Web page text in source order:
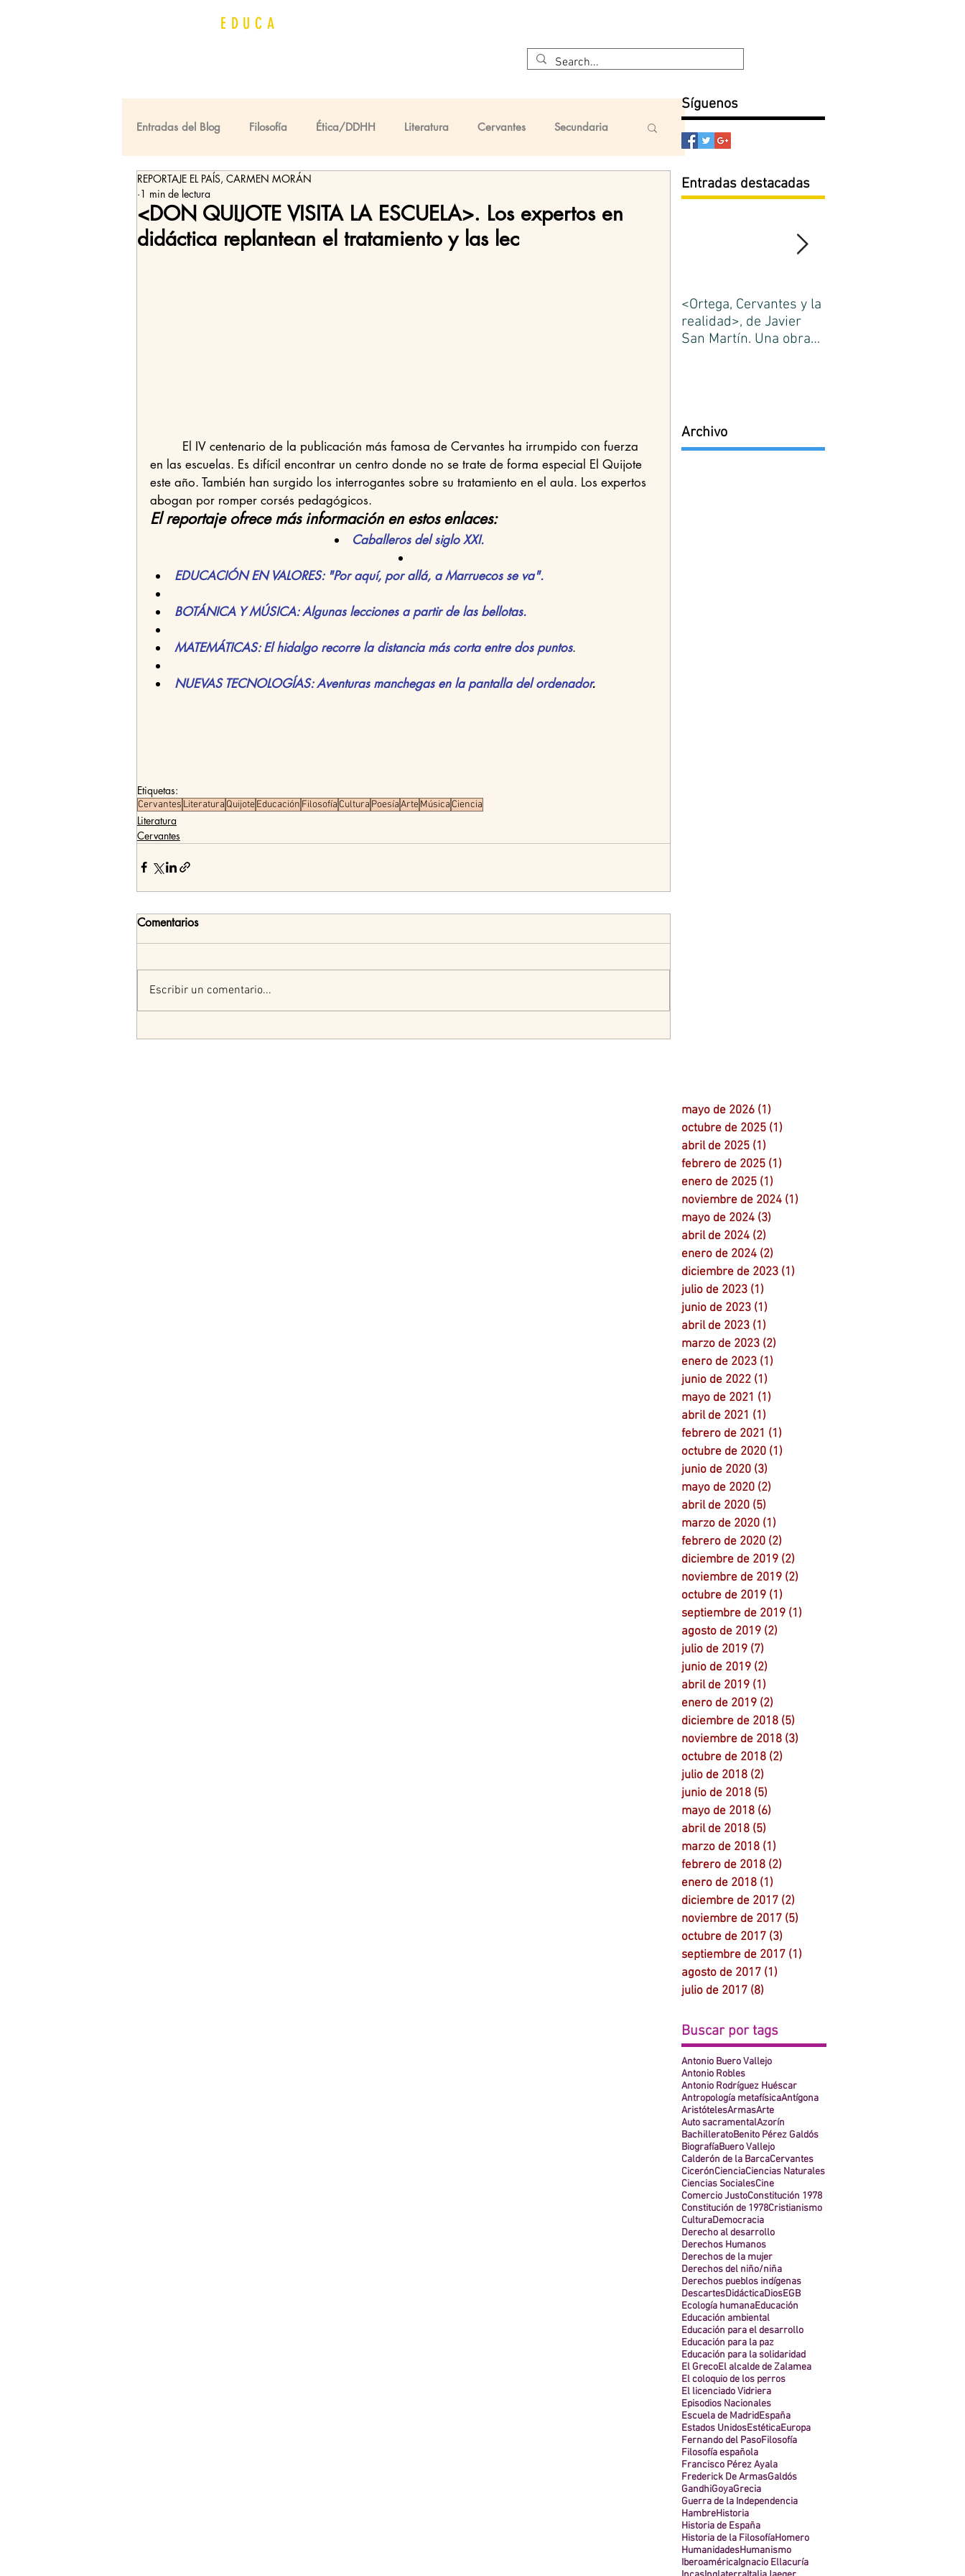
EDUCA
Entradas del Blog Filosofía Ética/DDHH Literatura Cervantes Secundaria
Premios Cervantes Universitaria
<DON QUIJOTE VISITA LA ESCUELA>. Los expertos en
didáctica replantean el tratamiento y las lec
REPORTAJE EL PAÍS, CARMEN MORÁN
1 min de lectura
en las escuelas. Es difícil encontrar un centro donde no se trate de forma especial El Quijote
este año. También han surgido los interrogantes sobre su tratamiento en el aula. Los expertos
abogan por romper corsés pedagógicos.
El reportaje ofrece más información en estos enlaces:
Caballeros del siglo XXI.
EDUCACIÓN EN VALORES: "Por aquí, por allá, a Marruecos se va".
BOTÁNICA Y MÚSICA: Algunas lecciones a partir de las bellotas.
MATEMÁTICAS: El hidalgo recorre la distancia más corta entre dos puntos.
NUEVAS TECNOLOGÍAS: Aventuras manchegas en la pantalla del ordenador.
Etiquetas:
Cervantes Literatura QuijoteEducación Filosofía Cultura PoesíaArteMúsica Ciencia
Literatura
Cervantes
Comentarios
Escribir un comentario...
Síguenos
Entradas destacadas
<Ortega, Cervantes y la
realidad>, de Javier
San Martín. Una obra
Archivo
mayo de 2026 (1)
octubre de 2025 (1)
abril de 2025 (1)
febrero de 2025 (1)
enero de 2025 (1)
noviembre de 2024 (1)
mayo de 2024 (3)
abril de 2024 (2)
enero de 2024 (2)
diciembre de 2023 (1)
julio de 2023 (1)
junio de 2023 (1)
abril de 2023 (1)
marzo de 2023 (2)
enero de 2023 (1)
junio de 2022 (1)
mayo de 2021 (1)
abril de 2021 (1)
febrero de 2021 (1)
octubre de 2020 (1)
junio de 2020 (3)
mayo de 2020 (2)
abril de 2020 (5)
marzo de 2020 (1)
febrero de 2020 (2)
diciembre de 2019 (2)
noviembre de 2019 (2)
octubre de 2019 (1)
septiembre de 2019 (1)
agosto de 2019 (2)
julio de 2019 (7)
junio de 2019 (2)
abril de 2019 (1)
enero de 2019 (2)
diciembre de 2018 (5)
noviembre de 2018 (3)
octubre de 2018 (2)
julio de 2018 (2)
junio de 2018 (5)
mayo de 2018 (6)
abril de 2018 (5)
marzo de 2018 (1)
febrero de 2018 (2)
enero de 2018 (1)
diciembre de 2017 (2)
noviembre de 2017 (5)
octubre de 2017 (3)
septiembre de 2017 (1)
agosto de 2017 (1)
julio de 2017 (8)
Buscar por tags
Antonio Buero Vallejo
Antonio Robles
Antonio Rodríguez Huéscar
Antropología metafísicaAntígona
AristótelesArmasArte
Auto sacramentalAzorín
BachilleratoBenito Pérez Galdós
BiografíaBuero Vallejo
Calderón de la BarcaCervantes
CicerónCienciaCiencias Naturales
Ciencias SocialesCine
Comercio JustoConstitución 1978
Constitución de 1978Cristianismo
CulturaDemocracia
Derecho al desarrollo
Derechos Humanos
Derechos de la mujer
Derechos del niño/niña
Derechos pueblos indígenas
DescartesDidácticaDiosEGB
Ecología humanaEducación
Educación ambiental
Educación para el desarrollo
Educación para la paz
Educación para la solidaridad
El GrecoEl alcalde de Zalamea
El coloquio de los perros
El licenciado Vidriera
Episodios Nacionales
Escuela de MadridEspaña
Estados UnidosEstéticaEuropa
Fernando del PasoFilosofía
Filosofía española
Francisco Pérez Ayala
Frederick De ArmasGaldós
GandhiGoyaGrecia
Guerra de la Independencia
HambreHistoria
Historia de España
Historia de la FilosofíaHomero
HumanidadesHumanismo
IberoaméricaIgnacio Ellacuría